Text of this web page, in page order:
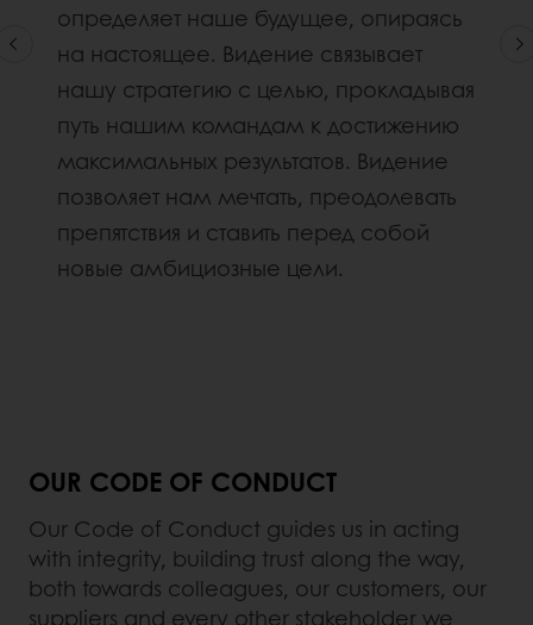
определяет наше будущее, опираясь
на настоящее. Видение связывает
нашу стратегию с целью, прокладывая
путь нашим командам к достижению
максимальных результатов. Видение
позволяет нам мечтать, преодолевать
препятствия и ставить перед собой
новые амбициозные цели.
OUR CODE OF CONDUCT
Our Code of Conduct guides us in acting
with integrity, building trust along the way,
both towards colleagues, our customers, our
suppliers and every other stakeholder we